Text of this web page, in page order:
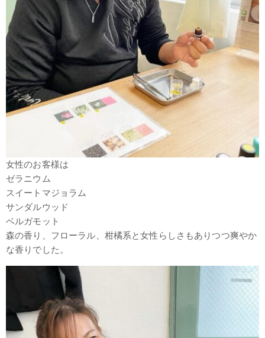
女性のお客様は
ゼラニウム
スイートマジョラム
サンダルウッド
ベルガモット
森の香り、フローラル、柑橘系と女性らしさもありつつ爽やか
な香りでした。